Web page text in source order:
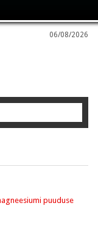
06/08/2026
puuduse